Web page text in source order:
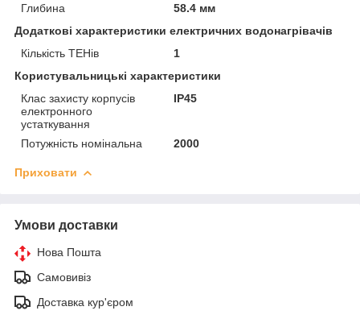
Глибина
58.4 мм
Додаткові характеристики електричних водонагрівачів
Кількість ТЕНів
1
Користувальницькі характеристики
Клас захисту корпусів
електронного
устаткування
IP45
Потужність номінальна 2000
Приховати
Умови доставки
Нова Пошта
Самовивіз
Доставка кур'єром